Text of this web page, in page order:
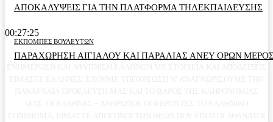
ΑΠΟΚΑΛΥΨΕΙΣ ΓΙΑ ΤΗΝ ΠΛΑΤΦΟΡΜΑ ΤΗΛΕΚΠΑΙΔΕΥΣΗΣ
00:27:25
ΕΚΠΟΜΠΕΣ ΒΟΥΛΕΥΤΩΝ
ΠΑΡΑΧΩΡΗΣΗ ΑΙΓΙΑΛΟΥ ΚΑΙ ΠΑΡΑΛΙΑΣ ΑΝΕΥ ΟΡΩΝ ΜΕΡΟΣ